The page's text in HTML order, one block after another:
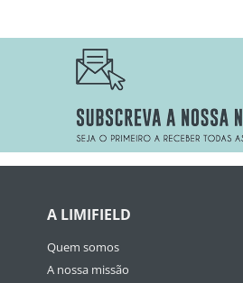
A LIMIFIELD
Quem somos
A nossa missão